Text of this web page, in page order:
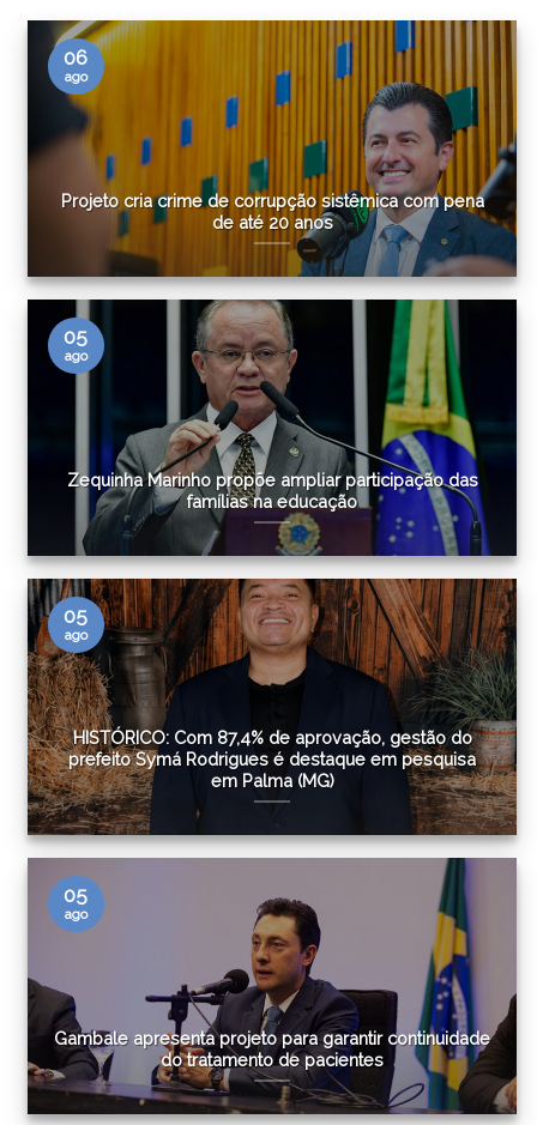
Projeto cria crime de corrupção sistêmica com pena
de até 20 anos
06
ago
Zequinha Marinho propõe ampliar participação das
famílias na educação
05
ago
HISTÓRICO: Com 87,4% de aprovação, gestão do
prefeito Symá Rodrigues é destaque em pesquisa
em Palma (MG)
05
ago
Gambale apresenta projeto para garantir continuidade
do tratamento de pacientes
05
ago